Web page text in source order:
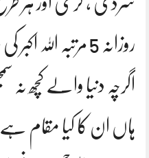
روزانہ 5 مرتبہ
اگرچہ دنیا والے کچھ نہ
ہاں ان کا کیا مقام ہے